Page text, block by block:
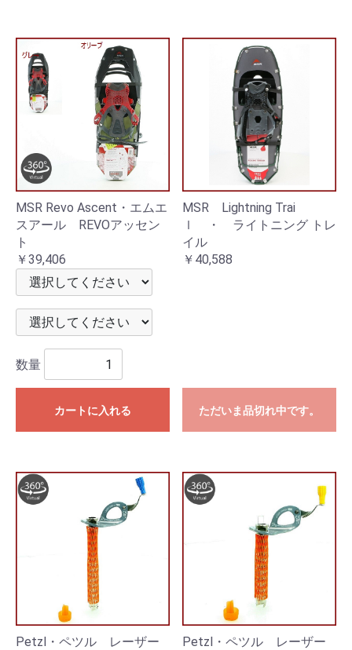
MSR Revo Ascent・エムエ
スアール REVOアッセン
ト
￥39,406
数量
カートに入れる
MSR Lightning Trai
ｌ ・ ライトニング トレ
イル
￥40,588
ただいま品切れ中です。
Petzl・ペツル レーザー
Petzl・ペツル レーザー